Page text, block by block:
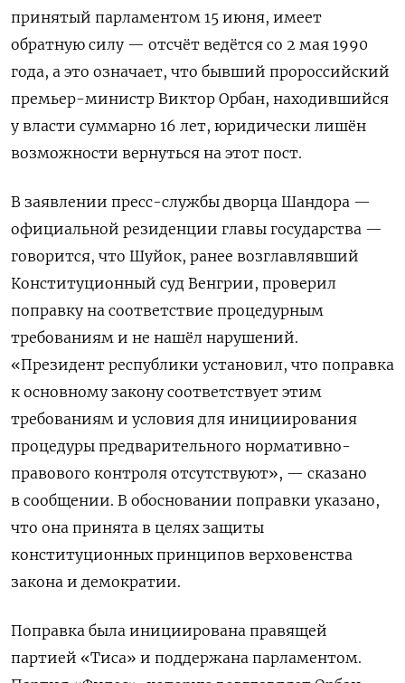
принятый парламентом 15 июня, имеет
обратную силу — отсчёт ведётся со 2 мая 1990
года, а это означает, что бывший пророссийский
премьер-министр Виктор Орбан, находившийся
у власти суммарно 16 лет, юридически лишён
возможности вернуться на этот пост.
В заявлении пресс-службы дворца Шандора —
официальной резиденции главы государства —
говорится, что Шуйок, ранее возглавлявший
Конституционный суд Венгрии, проверил
поправку на соответствие процедурным
требованиям и не нашёл нарушений.
«Президент республики установил, что поправка
к основному закону соответствует этим
требованиям и условия для инициирования
процедуры предварительного нормативно-
правового контроля отсутствуют», — сказано
в сообщении. В обосновании поправки указано,
что она принята в целях защиты
конституционных принципов верховенства
закона и демократии.
Поправка была инициирована правящей
партией «Тиса» и поддержана парламентом.